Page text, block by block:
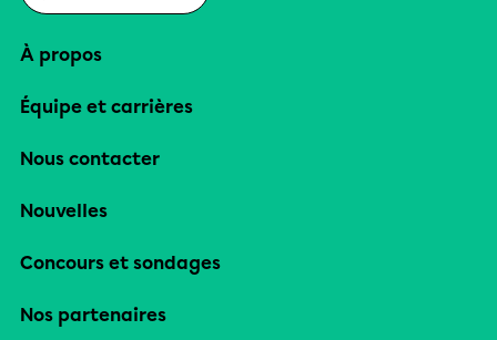
À propos
Équipe et carrières
Nous contacter
Nouvelles
Concours et sondages
Nos partenaires